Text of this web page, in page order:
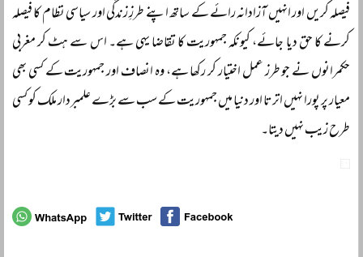
فیصلہ کریں اور انہیں آزادانہ رائے کے ساتھ اپنے طرزِ زندگی اور سیاسی نظام کا فیصلہ
کرنے کا حق دیا جائے، کیونکہ جمہوریت کا تقاضا یہی ہے۔ اس سے ہٹ کر مغربی
حکمرانوں نے جو طرز عمل اختیار کر رکھا ہے، وہ انصاف اور جمہوریت کے کسی بھی
معیار پر پورا نہیں اترتا اور دنیا میں جمہوریت کے سب سے بڑے علمبردار ملک کو کسی
طرح زیب نہیں دیتا۔